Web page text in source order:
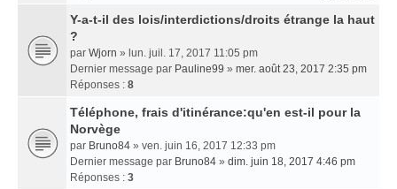
Y-a-t-il des lois/interdictions/droits étrange la haut
?
par Wjorn » lun. juil. 17, 2017 11:05 pm
Dernier message par Pauline99 » mer. août 23, 2017 2:35 pm
Réponses : 8
Téléphone, frais d'itinérance:qu'en est-il pour la
Norvège
par Bruno84 » ven. juin 16, 2017 12:33 pm
Dernier message par Bruno84 » dim. juin 18, 2017 4:46 pm
Réponses : 3